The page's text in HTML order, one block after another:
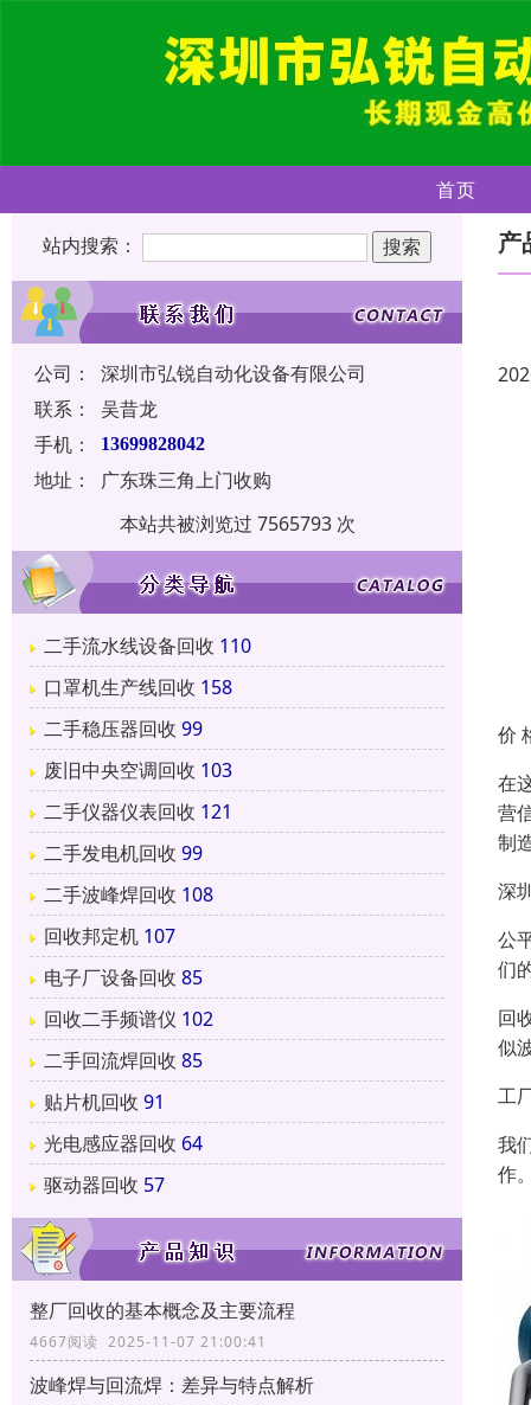
首页
站内搜索：
公司：
深圳市弘锐自动化设备有限公司
联系：
吴昔龙
手机：
13699828042
地址：
广东珠三角上门收购
本站共被浏览过 7565793 次
二手流水线设备回收 110
口罩机生产线回收 158
二手稳压器回收 99
废旧中央空调回收 103
二手仪器仪表回收 121
二手发电机回收 99
二手波峰焊回收 108
回收邦定机 107
电子厂设备回收 85
回收二手频谱仪 102
二手回流焊回收 85
贴片机回收 91
光电感应器回收 64
驱动器回收 57
整厂回收的基本概念及主要流程
4667阅读 2025-11-07 21:00:41
波峰焊与回流焊：差异与特点解析
产
价
在
营
制
深
公
们
回
似
工
我
作